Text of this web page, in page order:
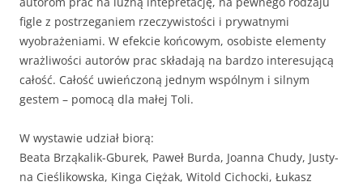
figle z postrze­ganiem rzeczy­wis­toś­ci i pry­wat­ny­mi
wyobraże­ni­a­mi. W efek­cie koń­cowym, oso­biste ele­men­ty
wrażli­woś­ci autorów prac składa­ją na bard­zo intere­su­jącą
całość. Całość uwieńc­zoną jed­nym wspól­nym i sil­nym
gestem – pomocą dla małej Toli.
W wys­taw­ie udzi­ał biorą:
Bea­ta Brząka­lik-Gbu­rek, Paweł Bur­da, Joan­na Chudy, Justy­
na Cieś­likows­ka, Kinga Ciężak, Witold Cichoc­ki, Łukasz